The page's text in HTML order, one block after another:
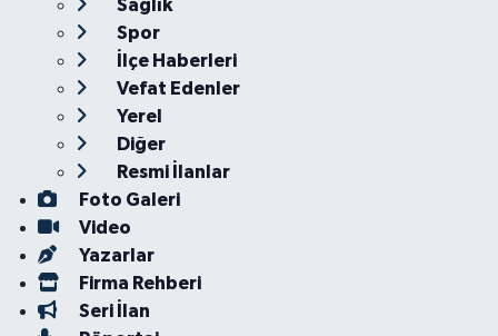
Sağlık
Spor
İlçe Haberleri
Vefat Edenler
Yerel
Diğer
Resmi İlanlar
Foto Galeri
Video
Yazarlar
Firma Rehberi
Seri İlan